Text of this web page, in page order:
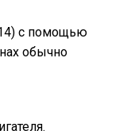
с помощью
обычно